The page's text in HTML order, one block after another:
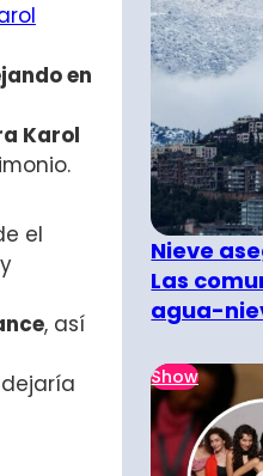
en
Karol
el
, así
Nieve
Las
agua-
Show